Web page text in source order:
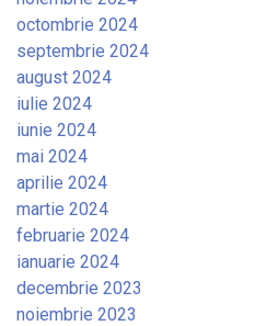
octombrie 2024
septembrie 2024
august 2024
iulie 2024
iunie 2024
mai 2024
aprilie 2024
martie 2024
februarie 2024
ianuarie 2024
decembrie 2023
noiembrie 2023